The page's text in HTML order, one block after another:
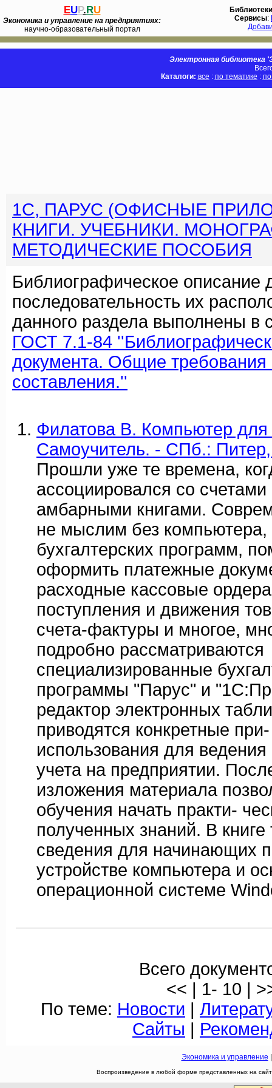
EUP.RU
Экономика и управление на предприятиях:
научно-образовательный портал
Библиотеки
Сервисы:
Электронная библиотека
Каталоги: все : по тематике :
1C, ПАРУС (ОФИСНЫЕ
КНИГИ. УЧЕБНИКИ.
МЕТОДИЧЕСКИЕ ПОСОБИЯ
Библиографическое описание
последовательность их
данного раздела выполнены в
ГОСТ 7.1-84
документа. Общие требования
составления.''
Филатова В. Компьютер для
Самоучитель. - СПб.:
Прошли уже те времена,
ассоциировался со
амбарными книгами.
не мыслим без
бухгалтерских программ,
оформить платежные
расходные кассовые
поступления и движения
счета-фактуры и многое,
подробно рассматриваются
специализированные
программы "Парус" и
редактор электронных
приводятся конкретные
использования для ведения
учета на предприятии.
изложения материала
обучения начать практи-
полученных знаний. В
сведения для начинающих
устройстве компьютера и
операционной системе
Всего
<< | 1- 10 |
По теме: Новости |
Сайты |
Экономика и управление
Воспроизведение в любой форме представленных на